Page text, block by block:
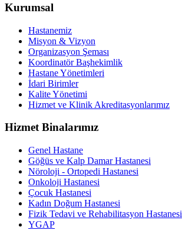
Kurumsal
Hastanemiz
Misyon & Vizyon
Organizasyon Şeması
Koordinatör Başhekimlik
Hastane Yönetimleri
İdari Birimler
Kalite Yönetimi
Hizmet ve Klinik Akreditasyonlarımız
Hizmet Binalarımız
Genel Hastane
Göğüs ve Kalp Damar Hastanesi
Nöroloji - Ortopedi Hastanesi
Onkoloji Hastanesi
Çocuk Hastanesi
Kadın Doğum Hastanesi
Fizik Tedavi ve Rehabilitasyon Hastanesi
YGAP